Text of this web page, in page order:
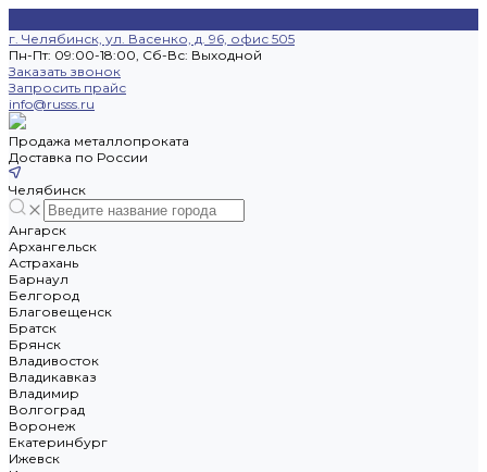
г. Челябинск, ул. Васенко, д. 96, офис 505
Пн-Пт: 09:00-18:00, Cб-Вс: Выходной
Заказать звонок
Запросить прайс
info@russs.ru
Продажа металлопроката
Доставка по России
Челябинск
Ангарск
Архангельск
Астрахань
Барнаул
Белгород
Благовещенск
Братск
Брянск
Владивосток
Владикавказ
Владимир
Волгоград
Воронеж
Екатеринбург
Ижевск